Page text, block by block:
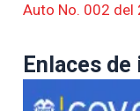
Auto No. 002
Enlaces